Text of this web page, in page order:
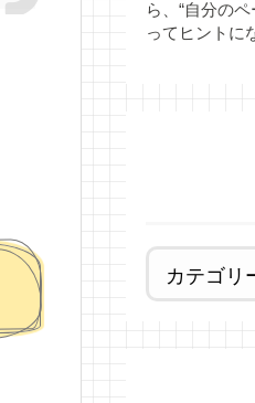
ら、“自分の
ってヒントに